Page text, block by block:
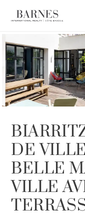
VENDU PAR BARNES
DE
BELLE
VILLE